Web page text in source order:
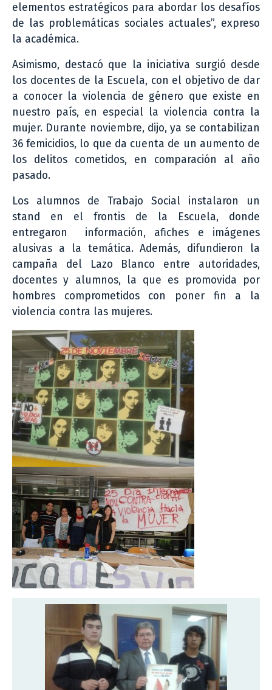
elementos estratégicos para abordar los desafíos
de las problemáticas sociales actuales”, expreso
la académica.
Asimismo, destacó que la iniciativa surgió desde
los docentes de la Escuela, con el objetivo de dar
a conocer la violencia de género que existe en
nuestro país, en especial la violencia contra la
mujer. Durante noviembre, dijo, ya se contabilizan
36 femicidios, lo que da cuenta de un aumento de
los delitos cometidos, en comparación al año
pasado.
Los alumnos de Trabajo Social instalaron un
stand en el frontis de la Escuela, donde
entregaron información, afiches e imágenes
alusivas a la temática. Además, difundieron la
campaña del Lazo Blanco entre autoridades,
docentes y alumnos, la que es promovida por
hombres comprometidos con poner fin a la
violencia contra las mujeres.